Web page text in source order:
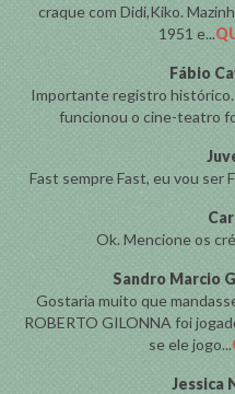
craque com Didi,Kiko.
1951 e...
Fábio
Importante registro
funcionou o cine-teatro
Fast sempre Fast, eu vou ser
Ok. Mencione os
Sandro Marcio
Gostaria muito que
ROBERTO GILONNA foi
se ele jogo...
Jessica